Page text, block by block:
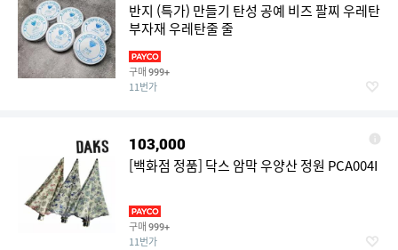
반지 (특가) 만들기 탄성 공예 비즈 팔찌 우레탄
부자재 우레탄줄 줄
구매 999+
11번가
103,000
[백화점 정품] 닥스 암막 우양산 정원 PCA004I
구매 999+
11번가